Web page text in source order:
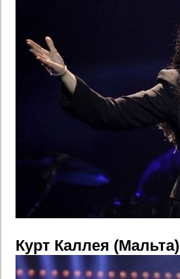
Курт Каллея (Мальта)